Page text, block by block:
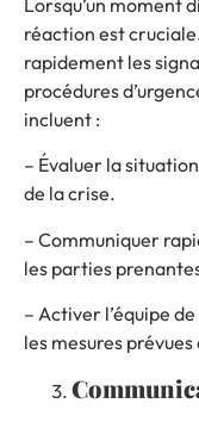
réaction est
rapidement les
procédures
incluent :
– Évaluer la
de la crise.
– Communiquer
les parties
– Activer l’équipe
les mesures